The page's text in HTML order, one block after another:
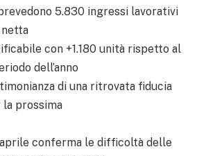
5.830 ingressi lavorativi
netta
con +1.180 unità rispetto al
dell’anno
di una ritrovata fiducia
prossima
conferma le difficoltà delle